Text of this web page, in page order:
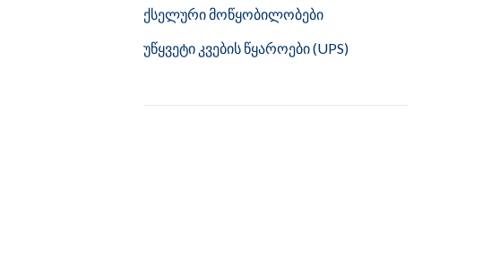
ქსელური მოწყობილობები
უწყვეტი კვების წყაროები (UPS)